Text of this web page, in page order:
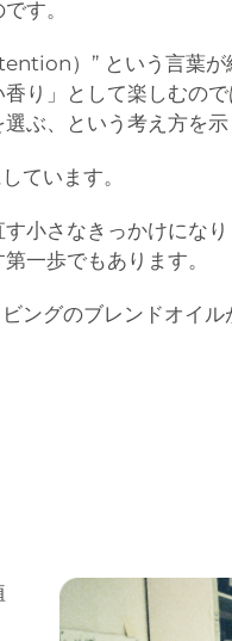
す。
）” という言葉
り」として楽しむの
ぶ、という考え方を示
ています。
小さなきっかけになり
一歩でもあります。
ングのブレンドオイ